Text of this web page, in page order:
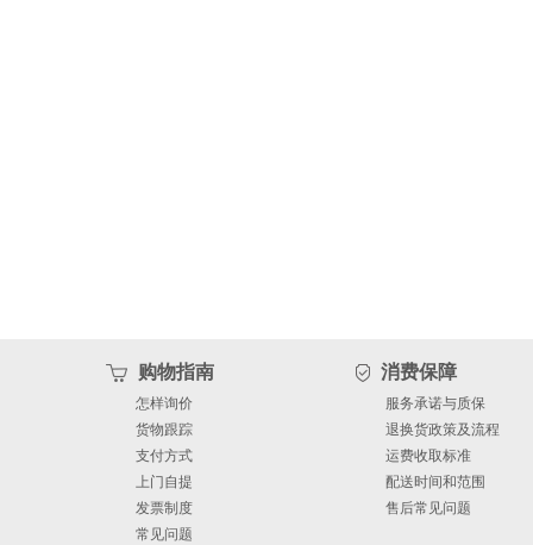
购物指南
怎样询价
货物跟踪
支付方式
上门自提
发票制度
常见问题
消费保障
服务承诺与质保
退换货政策及流程
运费收取标准
配送时间和范围
售后常见问题